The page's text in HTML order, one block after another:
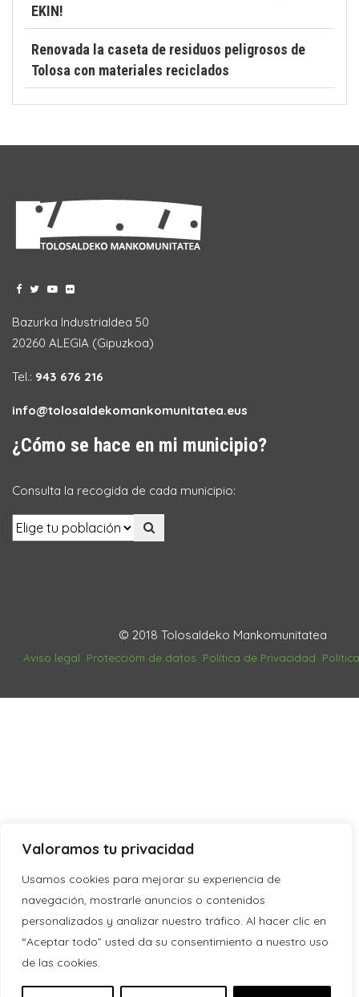
Valoramos tu privacidad
Usamos cookies para mejorar su experiencia de
navegación, mostrarle anuncios o contenidos
personalizados y analizar nuestro tráfico. Al hacer clic en
“Aceptar todo” usted da su consentimiento a nuestro uso
de las cookies.
EKIN!
Renovada la caseta de residuos peligrosos de
Tolosa con materiales reciclados
Bazurka Industrialdea 50
20260 ALEGIA (Gipuzkoa)
Tel.: 943 676 216
info@tolosaldekomankomunitatea.eus
¿Cómo se hace en mi municipio?
Consulta la recogida de cada municipio:
© 2018 Tolosaldeko Mankomunitatea
Aviso legal Proteccióm de datos Política de Privacidad